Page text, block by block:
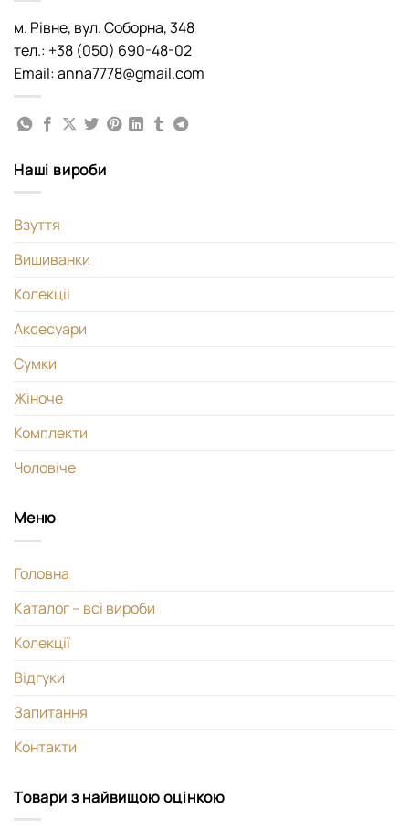
м. Рівне, вул. Соборна, 348
тел.: +38 (050) 690-48-02
Email: anna7778@gmail.com
Наші вироби
Взуття
Вишиванки
Колекціі
Аксесуари
Сумки
Жіноче
Комплекти
Чоловіче
Меню
Головна
Каталог – всі вироби
Колекції
Відгуки
Запитання
Контакти
Товари з найвищою оцінкою